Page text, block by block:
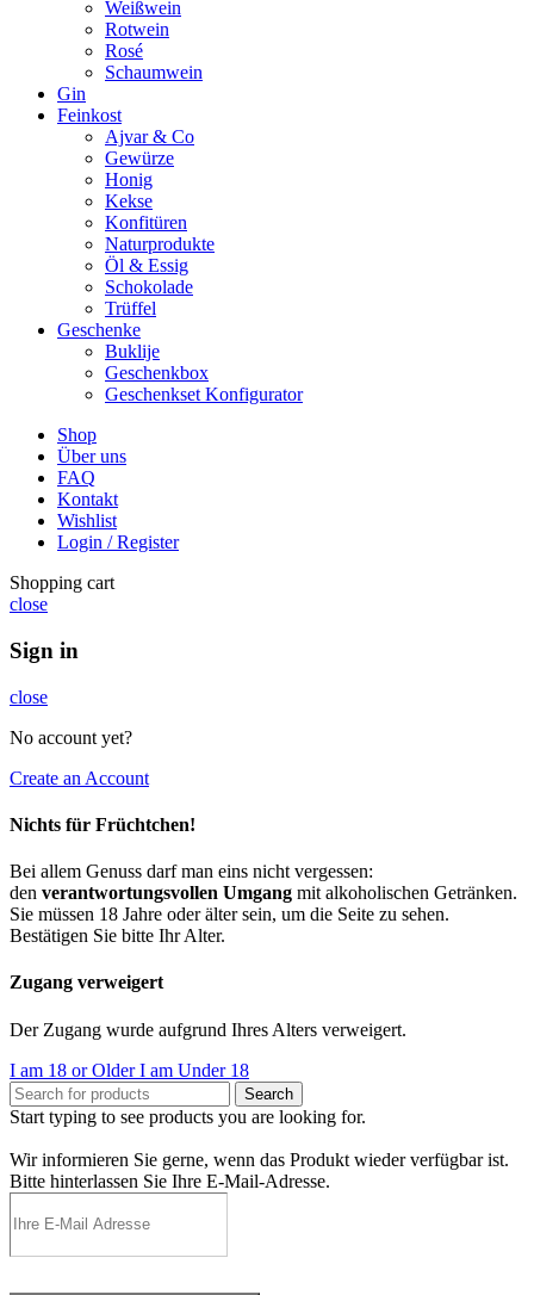
Weißwein
Rotwein
Rosé
Schaumwein
Gin
Feinkost
Ajvar & Co
Gewürze
Honig
Kekse
Konfitüren
Naturprodukte
Öl & Essig
Schokolade
Trüffel
Geschenke
Buklije
Geschenkbox
Geschenkset Konfigurator
Shop
Über uns
FAQ
Kontakt
Wishlist
Login / Register
Shopping cart
close
Sign in
close
No account yet?
Create an Account
Nichts für Früchtchen!
Bei allem Genuss darf man eins nicht vergessen:
den verantwortungsvollen Umgang mit alkoholischen Getränken.
Sie müssen 18 Jahre oder älter sein, um die Seite zu sehen.
Bestätigen Sie bitte Ihr Alter.
Zugang verweigert
Der Zugang wurde aufgrund Ihres Alters verweigert.
I am 18 or OlderI am Under 18
Search
Start typing to see products you are looking for.
Wir informieren Sie gerne, wenn das Produkt wieder verfügbar ist.
Bitte hinterlassen Sie Ihre E-Mail-Adresse.